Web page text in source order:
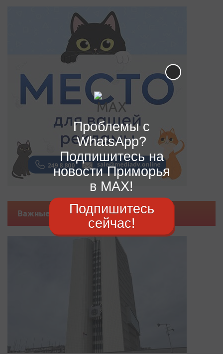
Важные новости
Проблемы с
WhatsApp?
Подпишитесь на
новости Приморья
в MAX!
Подпишитесь
сейчас!